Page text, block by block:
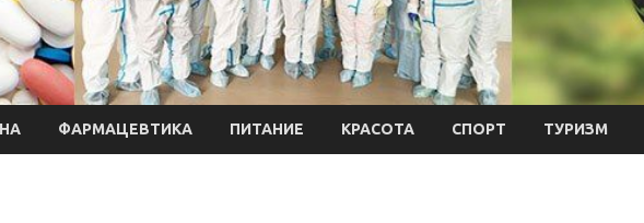
ФАРМАЦЕВТИКА ПИТАНИЕ КРАСОТА СПОРТ ТУРИЗМ